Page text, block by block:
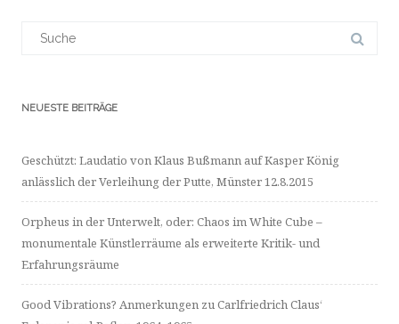
für:
NEUESTE BEITRÄGE
Geschützt: Laudatio von Klaus Bußmann auf Kasper König
anlässlich der Verleihung der Putte, Münster 12.8.2015
Orpheus in der Unterwelt, oder: Chaos im White Cube –
monumentale Künstlerräume als erweiterte Kritik- und
Erfahrungsräume
Good Vibrations? Anmerkungen zu Carlfriedrich Claus‘